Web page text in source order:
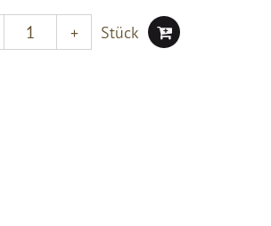
+ Stück